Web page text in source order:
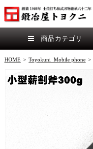
商品カテゴリ
HOME > Toyokuni_Mobile phone >